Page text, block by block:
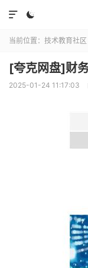


当前位置： 技术教育社区
[夸克网盘]财
2025-01-24 11:17:03